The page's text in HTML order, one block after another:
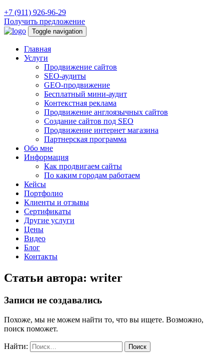
+7 (911) 926-96-29
Получить предложение
Toggle navigation
Главная
Услуги
Продвижение сайтов
SEO-аудиты
GEO-продвижение
Бесплатный мини-аудит
Контекстная реклама
Продвижение англоязычных сайтов
Создание сайтов под SEO
Продвижение интернет магазина
Партнерская программа
Обо мне
Информация
Как продвигаем сайты
По каким городам работаем
Кейсы
Портфолио
Клиенты и отзывы
Сертификаты
Другие услуги
Цены
Видео
Блог
Контакты
Статьи автора: writer
Записи не создавались
Похоже, мы не можем найти то, что вы ищете. Возможно,
поиск поможет.
Найти: